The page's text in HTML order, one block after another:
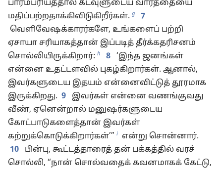
பாரம்பரியத்தால் கடவுளுடைய வார்த்தையை
மதிப்பற்றதாக்கிவிடுகிறீர்கள். g
7
வெளிவேஷக்காரர்களே, உங்களைப் பற்றி
ஏசாயா சரியாகத்தான் இப்படித் தீர்க்கதரிசனம்
சொல்லியிருக்கிறார்: h 8 ‘இந்த ஜனங்கள்
என்னை உதட்டளவில் புகழ்கிறார்கள். ஆனால்,
இவர்களுடைய இதயம் என்னைவிட்டுத் தூரமாக
இருக்கிறது. 9
இவர்கள் என்னை வணங்குவது
வீண், ஏனென்றால் மனுஷர்களுடைய
கோட்பாடுகளைத்தான் இவர்கள்
கற்றுக்கொடுக்கிறார்கள்’” i
என்று சொன்னார்.
10
பின்பு, கூட்டத்தாரைத் தன் பக்கத்தில் வரச்
சொல்லி, “நான் சொல்வதைக் கவனமாகக் கேட்டு,